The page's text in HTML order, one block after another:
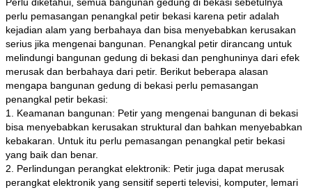
perlu pemasangan penangkal petir bekasi karena petir adalah
kejadian alam yang berbahaya dan bisa menyebabkan kerusakan
serius jika mengenai bangunan. Penangkal petir dirancang untuk
melindungi bangunan gedung di bekasi dan penghuninya dari efek
merusak dan berbahaya dari petir. Berikut beberapa alasan
mengapa bangunan gedung di bekasi perlu pemasangan
penangkal petir bekasi:
1. Keamanan bangunan: Petir yang mengenai bangunan di bekasi
bisa menyebabkan kerusakan struktural dan bahkan menyebabkan
kebakaran. Untuk itu perlu pemasangan penangkal petir bekasi
yang baik dan benar.
2. Perlindungan perangkat elektronik: Petir juga dapat merusak
perangkat elektronik yang sensitif seperti televisi, komputer, lemari